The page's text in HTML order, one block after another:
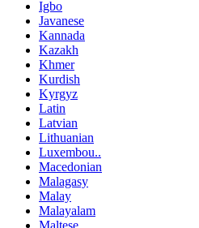
Igbo
Javanese
Kannada
Kazakh
Khmer
Kurdish
Kyrgyz
Latin
Latvian
Lithuanian
Luxembou..
Macedonian
Malagasy
Malay
Malayalam
Maltese